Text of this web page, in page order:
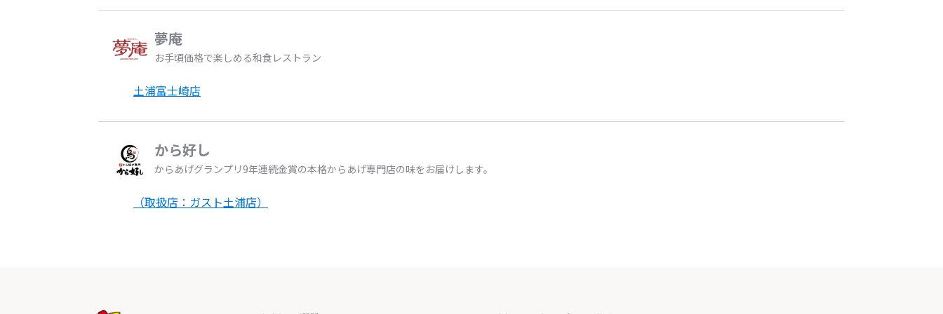
夢庵
お手頃価格で楽しめる和食レストラン
土浦富士崎店
から好し
からあげグランプリ9年連続金賞の本格からあげ専門店の味をお届けします。
（取扱店：ガスト土浦店）